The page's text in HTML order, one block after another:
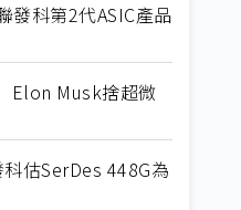
科第2代ASIC產品
Elon Musk捨超微
估SerDes 448G為